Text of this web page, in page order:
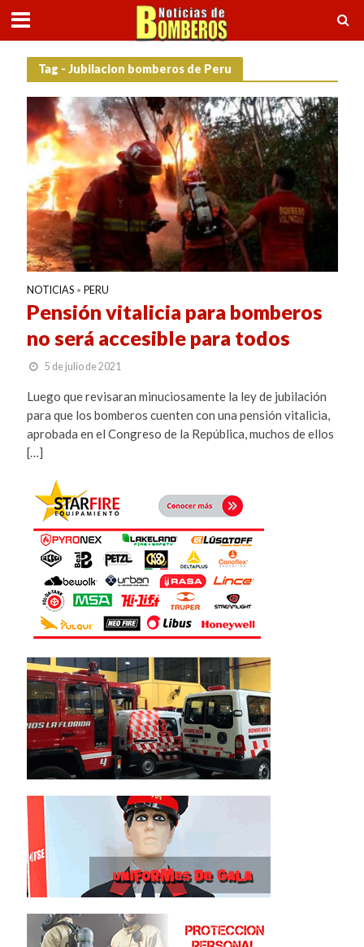
Tag - Jubilacion bomberos de Peru
NOTICIAS • PERU
Pensión vitalicia para bomberos
no será accesible para todos
5 de julio de 2021
Luego que revisaran minuciosamente la ley de jubilación
para que los bomberos cuenten con una pensión vitalicia,
aprobada en el Congreso de la República, muchos de ellos
[…]